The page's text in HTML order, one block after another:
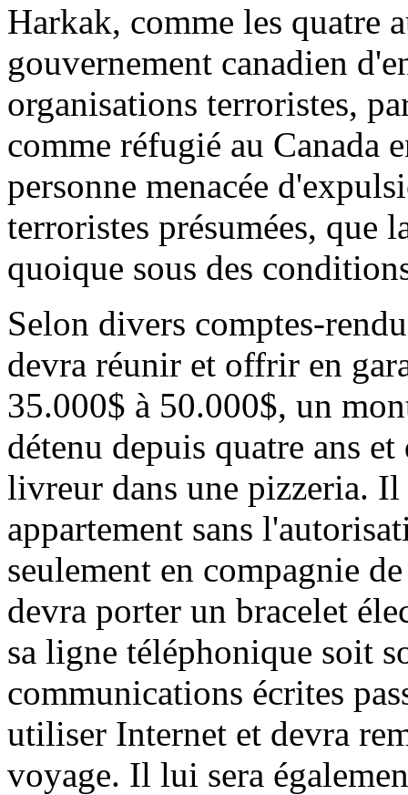
Harkak, comme les quatre
gouvernement canadien
organisations terroristes,
comme réfugié au Canada
personne menacée
terroristes présumées, que
quoique sous des
Selon divers comptes-
devra réunir et offrir en
35.000$ à 50.000$, un
détenu depuis quatre ans
livreur dans une pizzeria.
appartement sans
seulement en compagnie
devra porter un bracelet
sa ligne téléphonique soit
communications écrites
utiliser Internet et devra
voyage. Il lui sera